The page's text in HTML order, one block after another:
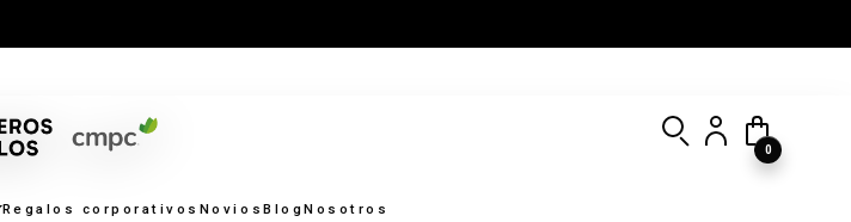
Regalos corporativos NoviosBlogNosotros
0